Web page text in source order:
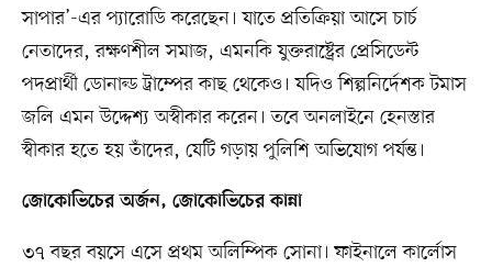
সাপার’-এর প্যারোডি করেছেন। যাতে প্রতিক্রিয়া আসে চার্চ
নেতাদের, রক্ষণশীল সমাজ, এমনকি যুক্তরাষ্ট্রের প্রেসিডেন্ট
পদপ্রার্থী ডোনাল্ড ট্রাম্পের কাছ থেকেও। যদিও শিল্পনির্দেশক টমাস
জলি এমন উদ্দেশ্য অস্বীকার করেন। তবে অনলাইনে হেনস্তার
স্বীকার হতে হয় তাঁদের, যেটি গড়ায় পুলিশি অভিযোগ পর্যন্ত।
জোকোভিচের অর্জন, জোকোভিচের কান্না
৩৭ বছর বয়সে এসে প্রথম অলিম্পিক সোনা। ফাইনালে কার্লোস